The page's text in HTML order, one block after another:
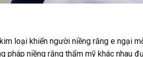
loại khiến người niềng răng e ngại
pháp niềng răng thẩm mỹ khác nhau